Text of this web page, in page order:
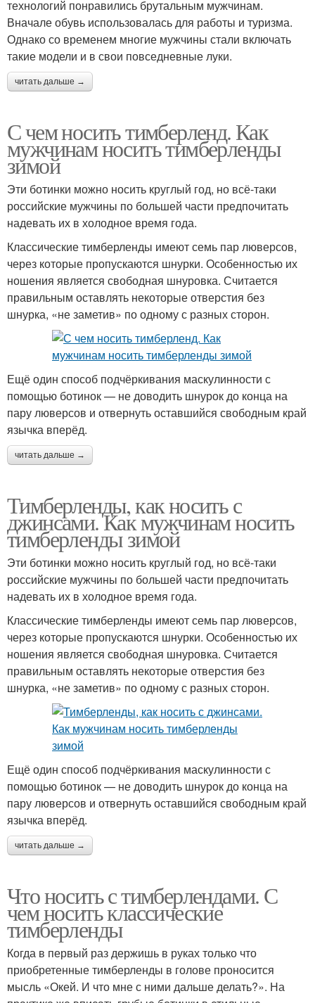
технологий понравились брутальным мужчинам.
Вначале обувь использовалась для работы и туризма.
Однако со временем многие мужчины стали включать
такие модели и в свои повседневные луки.
читать дальше →
С чем носить тимберленд. Как
мужчинам носить тимберленды
зимой
Эти ботинки можно носить круглый год, но всё-таки
российские мужчины по большей части предпочитать
надевать их в холодное время года.
Классические тимберленды имеют семь пар люверсов,
через которые пропускаются шнурки. Особенностью их
ношения является свободная шнуровка. Считается
правильным оставлять некоторые отверстия без
шнурка, «не заметив» по одному с разных сторон.
Ещё один способ подчёркивания маскулинности с
помощью ботинок — не доводить шнурок до конца на
пару люверсов и отвернуть оставшийся свободным край
язычка вперёд.
читать дальше →
Тимберленды, как носить с
джинсами. Как мужчинам носить
тимберленды зимой
Эти ботинки можно носить круглый год, но всё-таки
российские мужчины по большей части предпочитать
надевать их в холодное время года.
Классические тимберленды имеют семь пар люверсов,
через которые пропускаются шнурки. Особенностью их
ношения является свободная шнуровка. Считается
правильным оставлять некоторые отверстия без
шнурка, «не заметив» по одному с разных сторон.
Ещё один способ подчёркивания маскулинности с
помощью ботинок — не доводить шнурок до конца на
пару люверсов и отвернуть оставшийся свободным край
язычка вперёд.
читать дальше →
Что носить с тимберлендами. С
чем носить классические
тимберленды
Когда в первый раз держишь в руках только что
приобретенные тимберленды в голове проносится
мысль «Окей. И что мне с ними дальше делать?». На